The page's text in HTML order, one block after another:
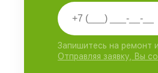
Запишитесь на ремонт
Отправляя заявку, Вы